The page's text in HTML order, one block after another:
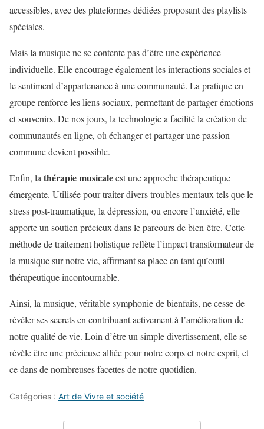
accessibles, avec des plateformes dédiées proposant des playlists
spéciales.
Mais la musique ne se contente pas d’être une expérience
individuelle. Elle encourage également les interactions sociales et
le sentiment d’appartenance à une communauté. La pratique en
groupe renforce les liens sociaux, permettant de partager émotions
et souvenirs. De nos jours, la technologie a facilité la création de
communautés en ligne, où échanger et partager une passion
commune devient possible.
Enfin, la thérapie musicaleest une approche thérapeutique
émergente. Utilisée pour traiter divers troubles mentaux tels que le
stress post-traumatique, la dépression, ou encore l’anxiété, elle
apporte un soutien précieux dans le parcours de bien-être. Cette
méthode de traitement holistique reflète l’impact transformateur de
la musique sur notre vie, affirmant sa place en tant qu’outil
thérapeutique incontournable.
Ainsi, la musique, véritable symphonie de bienfaits, ne cesse de
révéler ses secrets en contribuant activement à l’amélioration de
notre qualité de vie. Loin d’être un simple divertissement, elle se
révèle être une précieuse alliée pour notre corps et notre esprit, et
ce dans de nombreuses facettes de notre quotidien.
Catégories : Art de Vivre et société